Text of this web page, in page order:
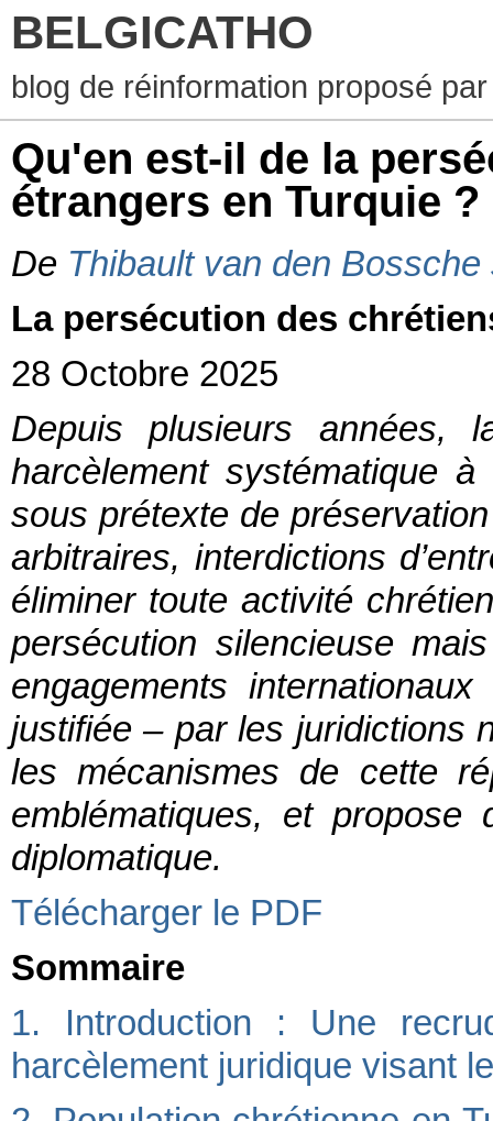
BELGICATHO
blog de réinformation proposé
Qu'en est-il de la
étrangers en Turquie ?
De Thibault van den Bossche
La persécution des
28 Octobre 2025
Depuis plusieurs années,
harcèlement systématique
sous prétexte de
arbitraires, interdictions
éliminer toute activité
persécution silencieuse
engagements
justifiée – par les juridictions
les mécanismes de cette
emblématiques, et
diplomatique.
Télécharger le PDF
Sommaire
1. Introduction : Une
harcèlement juridique visant